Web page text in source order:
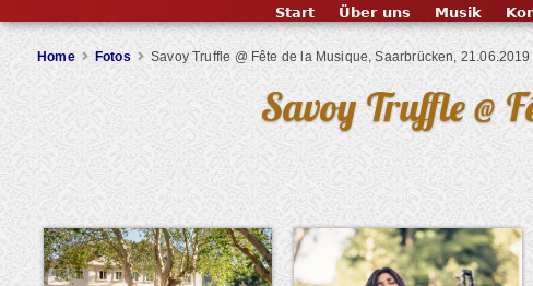
Home Fotos Savoy Truffle @ Fête de la Musique, Saarbrücken, 21.06.2019
Savoy Truffle @
Start Über uns Musik